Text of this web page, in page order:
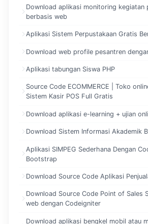
Download aplikasi monitoring kegiatan
berbasis web
Aplikasi Sistem Perpustakaan Gratis
Download web profile pesantren
Aplikasi tabungan Siswa PHP
Source Code ECOMMERCE | Toko
Sistem Kasir POS Full Gratis
Download aplikasi e-learning + ujian
Download Sistem Informasi Akademik
Aplikasi SIMPEG Sederhana Dengan
Bootstrap
Download Source Code Aplikasi
Download Source Code Point of Sales
web dengan Codeigniter
Download aplikasi bengkel mobil atau